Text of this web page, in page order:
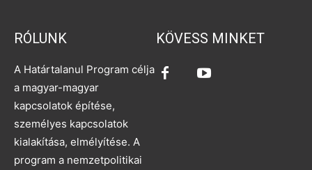
RÓLUNK
A Határtalanul Program célja
a magyar-magyar
kapcsolatok építése,
személyes kapcsolatok
kialakítása, elmélyítése. A
program a nemzetpolitikai
KÖVESS MINKET